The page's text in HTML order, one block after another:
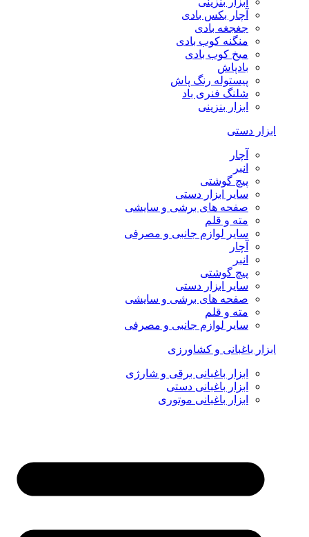
آچار بکس بادی
جغجغه بادی
منگنه کوب بادی
میخ کوب بادی
بادپاش
پیستوله رنگ پاش
شلنگ فنری باد
ابزار بنزینی
ابزار دستی
آچار
انبر
پیچ گوشتی
سایر ابزار دستی
صفحه های برشی و سایشی
مته و قلم
سایر لوازم جانبی و مصرفی
آچار
انبر
پیچ گوشتی
سایر ابزار دستی
صفحه های برشی و سایشی
مته و قلم
سایر لوازم جانبی و مصرفی
ابزار باغبانی و کشاورزی
ابزار باغبانی برقی و شارژی
ابزار باغبانی دستی
ابزار باغبانی موتوری